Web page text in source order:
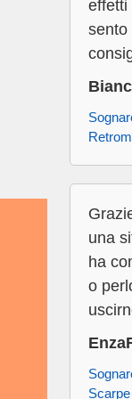
effetti
sento
una
ha
o
Scarpe